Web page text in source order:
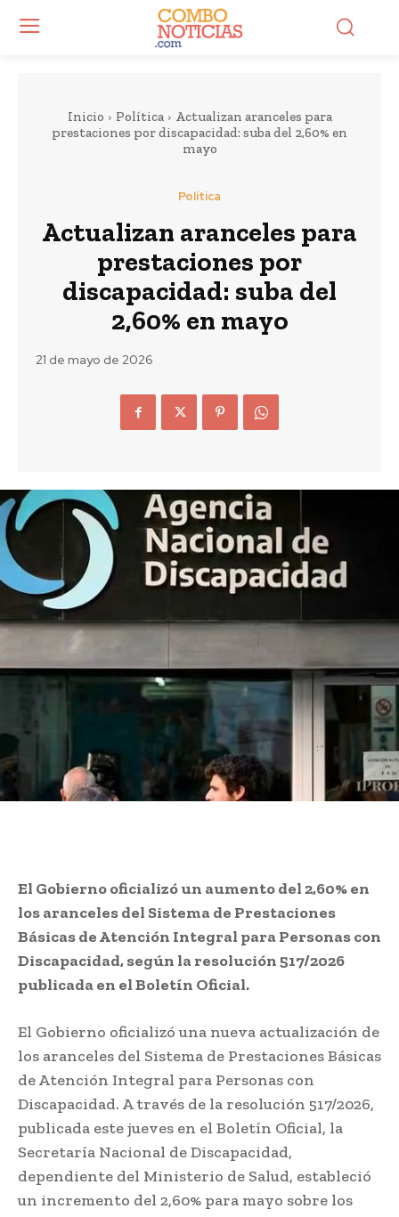
Inicio Política
Actualizan aranceles para
prestaciones por discapacidad: suba del 2,60% en
mayo
Política
Actualizan aranceles para
prestaciones por
discapacidad: suba del
2,60% en mayo
21 de mayo de 2026
El Gobierno oficializó un aumento del 2,60% en
los aranceles del Sistema de Prestaciones
Básicas de Atención Integral para Personas con
Discapacidad, según la resolución 517/2026
publicada en el Boletín Oficial.
El Gobierno oficializó una nueva actualización de
los aranceles del Sistema de Prestaciones Básicas
de Atención Integral para Personas con
Discapacidad. A través de la resolución 517/2026,
publicada este jueves en el Boletín Oficial, la
Secretaría Nacional de Discapacidad,
dependiente del Ministerio de Salud, estableció
un incremento del 2,60% para mayo sobre los